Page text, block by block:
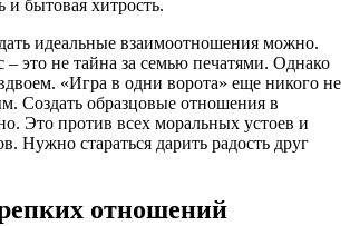
и бытовая хитрость.
идеальные взаимоотношения можно.
– это не тайна за семью печатями. Однако
«Игра в одни ворота» еще никого не
Создать образцовые отношения в
Это против всех моральных устоев и
Нужно стараться дарить радость друг
отношений